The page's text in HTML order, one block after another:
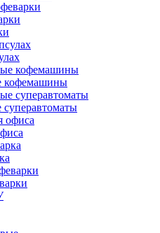
кофемашины